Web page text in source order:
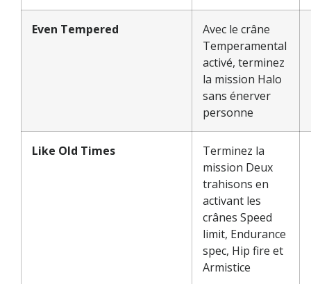
Even Tempered
Avec le crâne
Temperamental
activé, terminez
la mission Halo
sans énerver
personne
Like Old Times
Terminez la
mission Deux
trahisons en
activant les
crânes Speed
limit, Endurance
spec, Hip fire et
Armistice